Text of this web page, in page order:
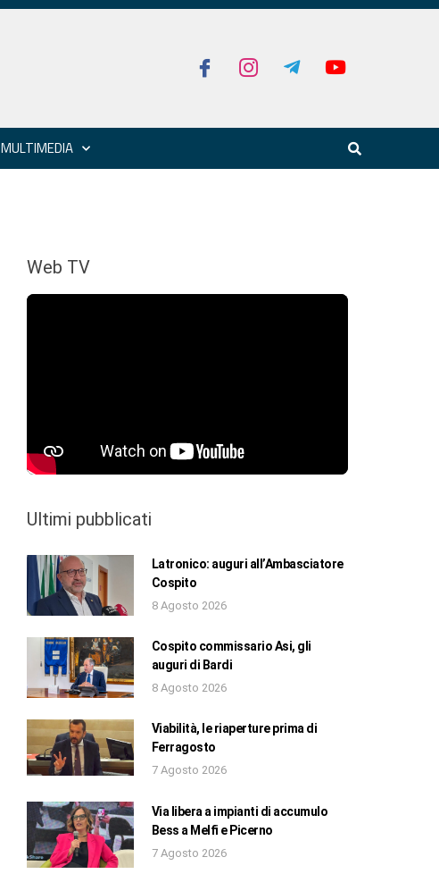
MULTIMEDIA
Web TV
Ultimi pubblicati
Latronico: auguri all’Ambasciatore
Cospito
8 Agosto 2026
Cospito commissario Asi, gli
auguri di Bardi
8 Agosto 2026
Viabilità, le riaperture prima di
Ferragosto
7 Agosto 2026
Via libera a impianti di accumulo
Bess a Melfi e Picerno
7 Agosto 2026